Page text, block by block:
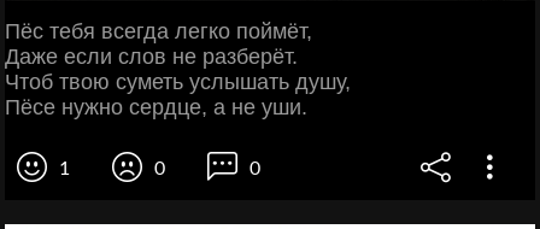
Пёс тебя всегда легко поймёт,
Даже если слов не разберёт.
Чтоб твою суметь услышать душу,
Пёсе нужно сердце, а не уши.
1 0 0